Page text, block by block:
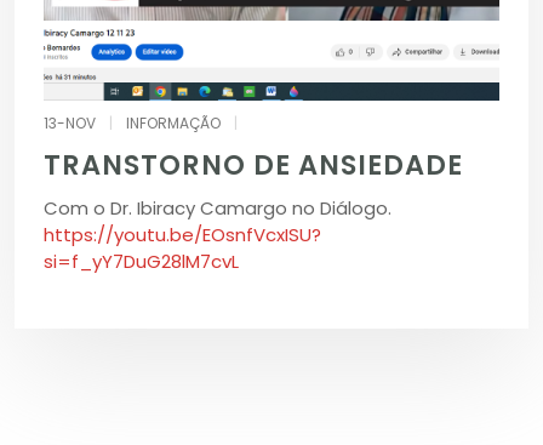
13-NOV INFORMAÇÃO
TRANSTORNO DE ANSIEDADE
Com o Dr. Ibiracy Camargo no Diálogo.
https://youtu.be/EOsnfVcxISU?
si=f_yY7DuG28lM7cvL